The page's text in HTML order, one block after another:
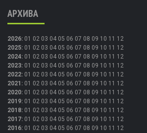
АРХИВА
2026: 01 02 03 04 05 06 07 08 09 10 11 12
2025: 01 02 03 04 05 06 07 08 09 10 11 12
2024: 01 02 03 04 05 06 07 08 09 10 11 12
2023: 01 02 03 04 05 06 07 08 09 10 11 12
2022: 01 02 03 04 05 06 07 08 09 10 11 12
2021 : 01 02 03 04 05 06 07 08 09 10 11 12
2020: 01 02 03 04 05 06 07 08 09 10 11 12
2019: 01 02 03 04 05 06 07 08 09 10 11 12
2018: 01 02 03 04 05 06 07 08 09 10 11 12
2017: 01 02 03 04 05 06 07 08 09 10 11 12
2016: 01 02 03 04 05 06 07 08 09 10 11 12